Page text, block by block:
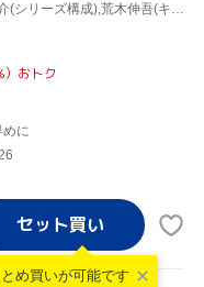
車田正美(原作),黒田洋介(シリーズ構成),荒木伸吾(キャラクターデザイン),飯島由樹子(美術デザイン),高嶺竜児:森田成一,高嶺菊:田中理恵,剣崎順:置鮎龍太郎,香取石松:草尾毅
おトク
めに
とめ買いが可能です